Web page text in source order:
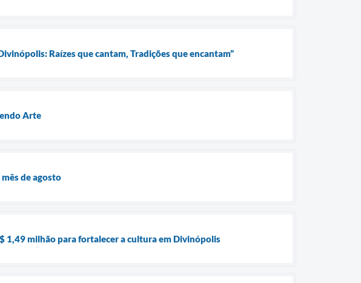
Raízes que cantam, Tradições que encantam”
Arte
de agosto
1,49 milhão para fortalecer a cultura em Divinópolis